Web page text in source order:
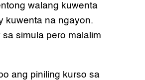
walang kuwenta
kuwenta na ngayon.
sa simula pero malalim
ang piniling kurso sa